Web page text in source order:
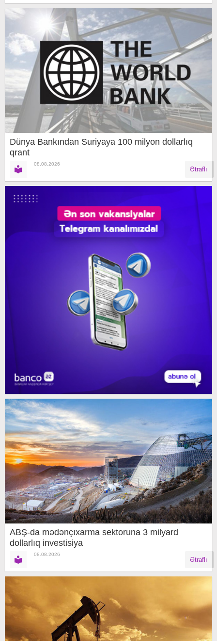
Dünya Bankından Suriyaya 100 milyon dollarlıq
qrant
08.08.2026
Ətraflı
ABŞ-da mədənçıxarma sektoruna 3 milyard
dollarlıq investisiya
08.08.2026
Ətraflı